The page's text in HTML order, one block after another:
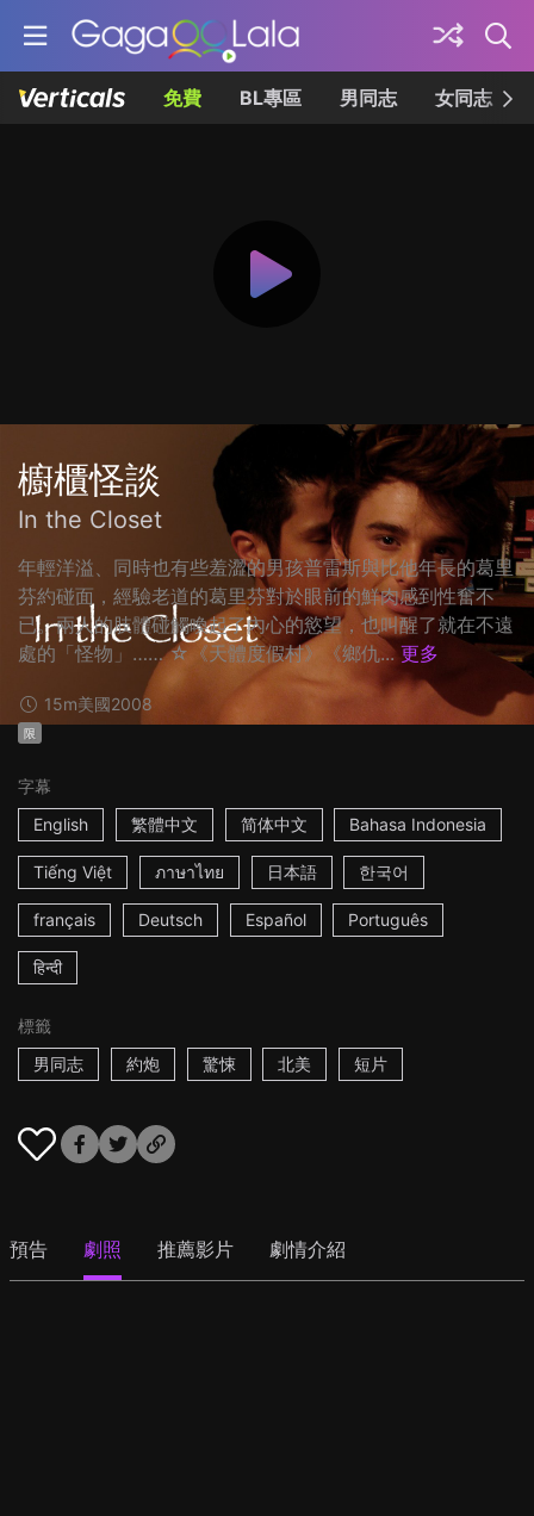
免費 BL專區 男同志 女同志
櫥櫃怪談
In the Closet
年輕洋溢、同時也有些羞澀的男孩普雷斯與比他年長的葛里
芬約碰面，經驗老道的葛里芬對於眼前的鮮肉感到性奮不
已。兩人的肢體碰觸喚起了內心的慾望，也叫醒了就在不遠
處的「怪物」…… ☆《天體度假村》《鄉仇... 更多
15m美國2008
限
字幕
English
繁體中文 简体中文 Bahasa Indonesia
Tiếng Việt ภาษาไทย 日本語 한국어
français Deutsch Español Português
हिन्दी
標籤
男同志
約炮 驚悚 北美 短片
預告 劇照 推薦影片 劇情介紹